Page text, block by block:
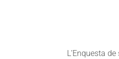
L’Enquesta